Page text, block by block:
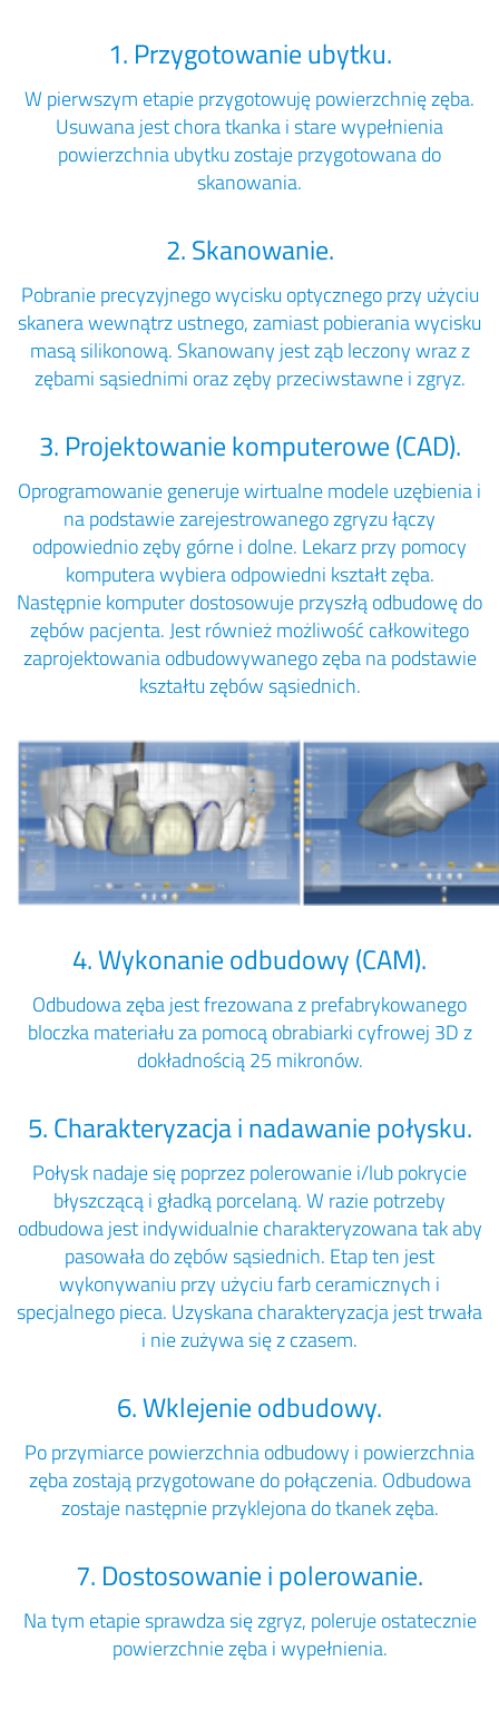
1. Przygotowanie ubytku.
W pierwszym etapie przygotowuję powierzchnię zęba.
Usuwana jest chora tkanka i stare wypełnienia
powierzchnia ubytku zostaje przygotowana do
skanowania.
2. Skanowanie.
Pobranie precyzyjnego wycisku optycznego przy użyciu
skanera wewnątrz ustnego, zamiast pobierania wycisku
masą silikonową. Skanowany jest ząb leczony wraz z
zębami sąsiednimi oraz zęby przeciwstawne i zgryz.
3. Projektowanie komputerowe (CAD).
Oprogramowanie generuje wirtualne modele uzębienia i
na podstawie zarejestrowanego zgryzu łączy
odpowiednio zęby górne i dolne. Lekarz przy pomocy
komputera wybiera odpowiedni kształt zęba.
Następnie komputer dostosowuje przyszłą odbudowę do
zębów pacjenta. Jest również możliwość całkowitego
zaprojektowania odbudowywanego zęba na podstawie
kształtu zębów sąsiednich.
4. Wykonanie odbudowy (CAM).
Odbudowa zęba jest frezowana z prefabrykowanego
bloczka materiału za pomocą obrabiarki cyfrowej 3D z
dokładnością 25 mikronów.
5. Charakteryzacja i nadawanie połysku.
Połysk nadaje się poprzez polerowanie i/lub pokrycie
błyszczącą i gładką porcelaną. W razie potrzeby
odbudowa jest indywidualnie charakteryzowana tak aby
pasowała do zębów sąsiednich. Etap ten jest
wykonywaniu przy użyciu farb ceramicznych i
specjalnego pieca. Uzyskana charakteryzacja jest trwała
i nie zużywa się z czasem.
6. Wklejenie odbudowy.
Po przymiarce powierzchnia odbudowy i powierzchnia
zęba zostają przygotowane do połączenia. Odbudowa
zostaje następnie przyklejona do tkanek zęba.
7. Dostosowanie i polerowanie.
Na tym etapie sprawdza się zgryz, poleruje ostatecznie
powierzchnie zęba i wypełnienia.